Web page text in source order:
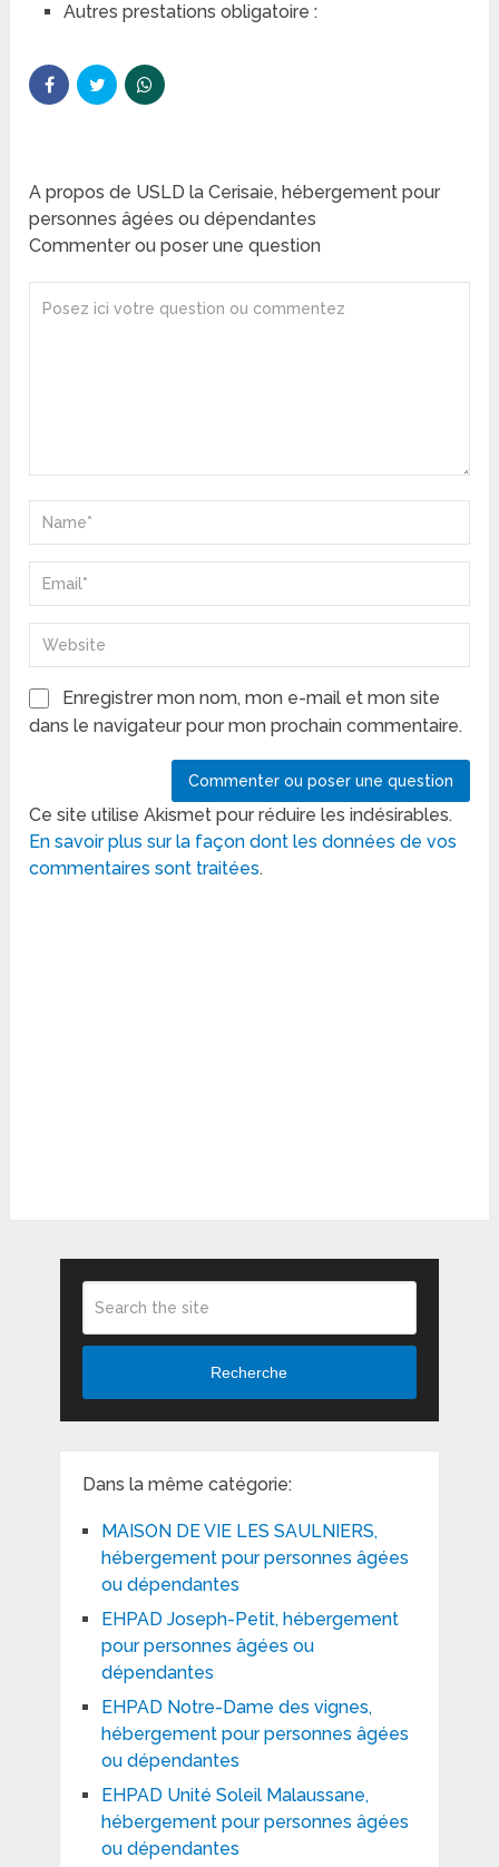
Autres prestations obligatoire :
A propos de USLD la Cerisaie, hébergement pour
personnes âgées ou dépendantes
Commenter ou poser une question
Enregistrer mon nom, mon e-mail et mon site
dans le navigateur pour mon prochain commentaire.
Ce site utilise Akismet pour réduire les indésirables.
En savoir plus sur la façon dont les données de vos
commentaires sont traitées.
Recherche
Dans la même catégorie:
MAISON DE VIE LES SAULNIERS,
hébergement pour personnes âgées
ou dépendantes
EHPAD Joseph-Petit, hébergement
pour personnes âgées ou
dépendantes
EHPAD Notre-Dame des vignes,
hébergement pour personnes âgées
ou dépendantes
EHPAD Unité Soleil Malaussane,
hébergement pour personnes âgées
ou dépendantes